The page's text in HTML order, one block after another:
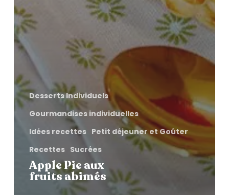
Desserts Individuels
Gourmandises individuelles
Idées recettes Petit déjeuner et Goûter
Recettes Sucrées
Apple Pie aux
fruits abimés